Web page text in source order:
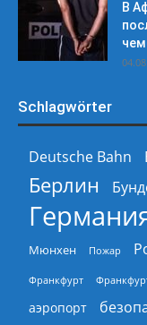
В
Schlagwörter
Deutsche Bahn
Берлин
Мюнхен Пожар
Франкфурт
аэропорт